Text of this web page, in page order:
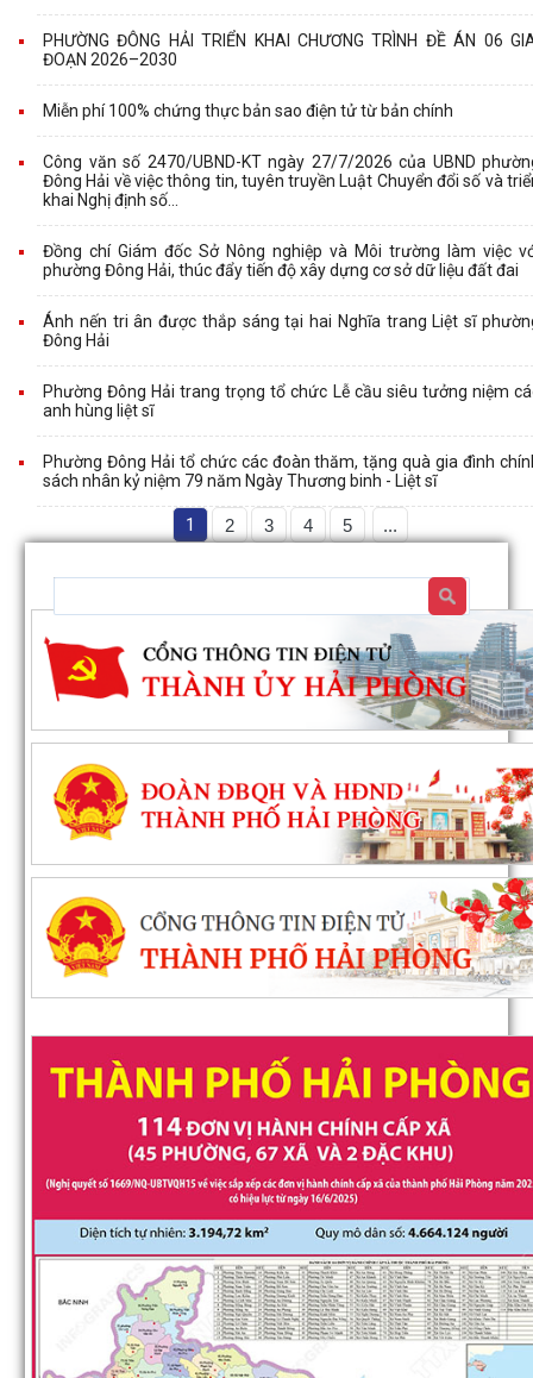
PHƯỜNG ĐÔNG HẢI TRIỂN KHAI CHƯƠNG TRÌNH ĐỀ ÁN 06
ĐOẠN 2026–2030
Miễn phí 100% chứng thực bản sao điện tử từ bản chính
Công văn số 2470/UBND-KT ngày 27/7/2026 của UBND
Đông Hải về việc thông tin, tuyên truyền Luật Chuyển đổi số và
khai Nghị định số...
Đồng chí Giám đốc Sở Nông nghiệp và Môi trường làm việc
phường Đông Hải, thúc đẩy tiến độ xây dựng cơ sở dữ liệu đất đai
Ánh nến tri ân được thắp sáng tại hai Nghĩa trang Liệt sĩ
Đông Hải
Phường Đông Hải trang trọng tổ chức Lễ cầu siêu tưởng niệm
anh hùng liệt sĩ
Phường Đông Hải tổ chức các đoàn thăm, tặng quà gia đình
sách nhân kỷ niệm 79 năm Ngày Thương binh - Liệt sĩ
1 2 3 4 5 ...